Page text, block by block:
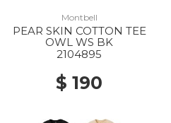
Montbell
PEAR SKIN COTTON TEE
OWL WS BK
2104895
$ 190